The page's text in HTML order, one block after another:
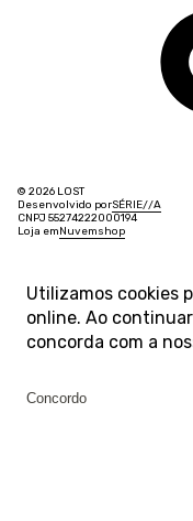
© 2026 LOST
Desenvolvido porSÉRIE//A
CNPJ 55274222000194
Loja emNuvemshop
Utilizamos cookies
online. Ao
concorda com a
Concordo